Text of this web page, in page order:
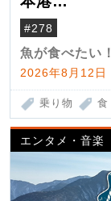
（クロマグ
#278
魚が食べたい
2026年8月12日
乗り物 食
エンタメ・音楽